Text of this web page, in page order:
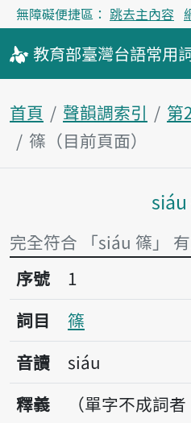
無障礙便捷區： 跳去主內容
教育部臺灣台語常用
首頁 聲韻調索引 第
篠（目前頁面）
完全符合 「siáu 篠」
序號1篠
序號
1
詞目
篠
音讀
siáu
釋義
（單字不成詞者